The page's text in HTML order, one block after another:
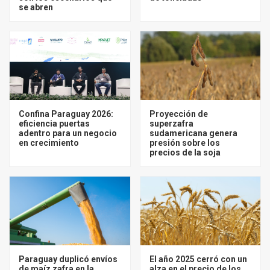
se abren
Confina Paraguay 2026:
eficiencia puertas
adentro para un negocio
en crecimiento
Proyección de
superzafra
sudamericana genera
presión sobre los
precios de la soja
Paraguay duplicó envíos
El año 2025 cerró con un